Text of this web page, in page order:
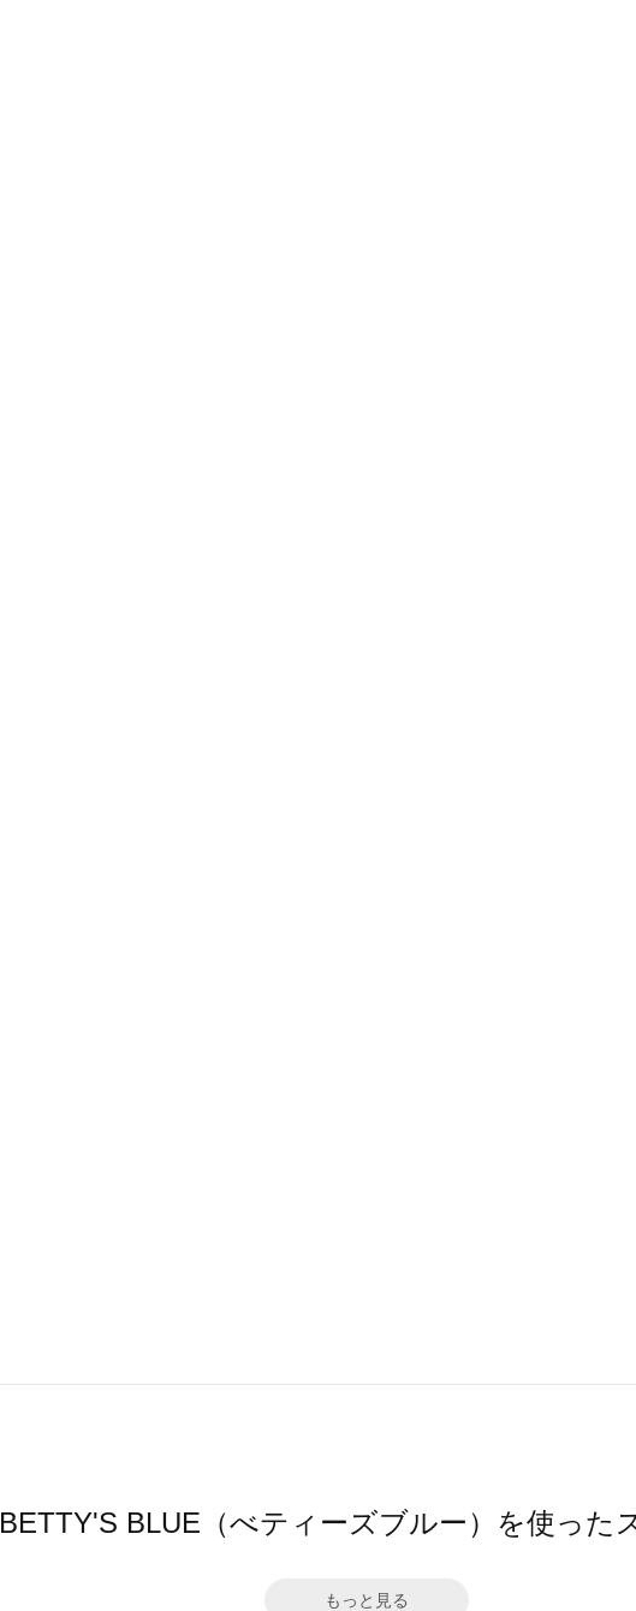
BETTY'S BLUE（べティーズブルー）を使った
もっと見る